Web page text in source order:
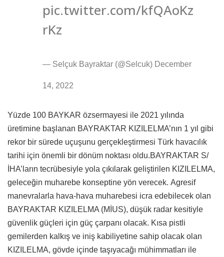
pic.twitter.com/kfQAoKz
rKz
— Selçuk Bayraktar (@Selcuk) December
14, 2022
Yüzde 100 BAYKAR özsermayesi ile 2021 yılında
üretimine başlanan BAYRAKTAR KIZILELMA’nın 1 yıl gibi
rekor bir sürede uçuşunu gerçekleştirmesi Türk havacılık
tarihi için önemli bir dönüm noktası oldu.BAYRAKTAR S/
İHA’ların tecrübesiyle yola çıkılarak geliştirilen KIZILELMA,
geleceğin muharebe konseptine yön verecek. Agresif
manevralarla hava-hava muharebesi icra edebilecek olan
BAYRAKTAR KIZILELMA (MİUS), düşük radar kesitiyle
güvenlik güçleri için güç çarpanı olacak. Kısa pistli
gemilerden kalkış ve iniş kabiliyetine sahip olacak olan
KIZILELMA, gövde içinde taşıyacağı mühimmatları ile